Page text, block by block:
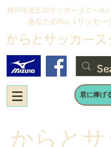
神戸市北区のサッカースクール/
あなたのNo.1サッカー
からとサッカース
君に捧げ
からとサ